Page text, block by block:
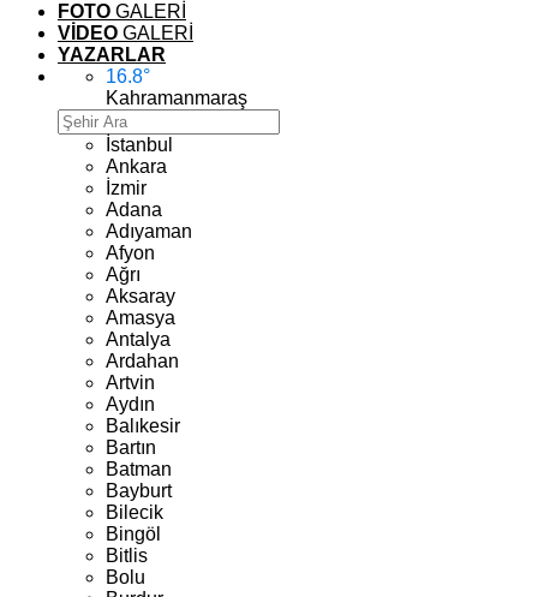
FOTO GALERİ
VİDEO GALERİ
YAZARLAR
16.8°
Kahramanmaraş
İstanbul
Ankara
İzmir
Adana
Adıyaman
Afyon
Ağrı
Aksaray
Amasya
Antalya
Ardahan
Artvin
Aydın
Balıkesir
Bartın
Batman
Bayburt
Bilecik
Bingöl
Bitlis
Bolu